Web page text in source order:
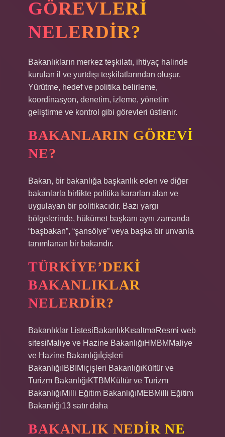
GÖREVLERI
NELERDIR?
Bakanlıkların merkez teşkilatı, ihtiyaç halinde
kurulan il ve yurtdışı teşkilatlarından oluşur.
Yürütme, hedef ve politika belirleme,
koordinasyon, denetim, izleme, yönetim
geliştirme ve kontrol gibi görevleri üstlenir.
BAKANLARIN GÖREVI
NE?
Bakan, bir bakanlığa başkanlık eden ve diğer
bakanlarla birlikte politika kararları alan ve
uygulayan bir politikacıdır. Bazı yargı
bölgelerinde, hükümet başkanı aynı zamanda
“başbakan”, “şansölye” veya başka bir unvanla
tanımlanan bir bakandır.
TÜRKIYE’DEKI
BAKANLIKLAR
NELERDIR?
Bakanlıklar ListesiBakanlıkKısaltmaResmi web
sitesiMaliye ve Hazine BakanlığıHMBMMaliye
ve Hazine Bakanlığıİçişleri
BakanlığıIBBIMiçişleri BakanlığıKültür ve
Turizm BakanlığıKTBMKültür ve Turizm
BakanlığıMilli Eğitim BakanlığıMEBMilli Eğitim
Bakanlığı13 satır daha
BAKANLIK NEDIR NE